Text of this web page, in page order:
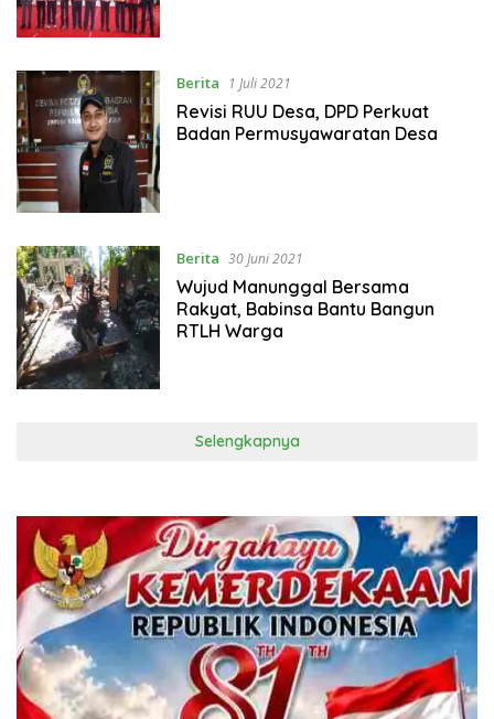
Berita 1 Juli 2021
Revisi RUU Desa, DPD Perkuat
Badan Permusyawaratan Desa
Berita 30 Juni 2021
Wujud Manunggal Bersama
Rakyat, Babinsa Bantu Bangun
RTLH Warga
Selengkapnya